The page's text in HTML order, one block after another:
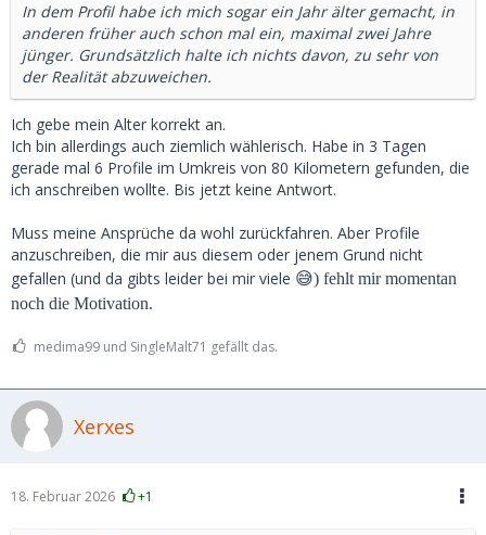
In dem Profil habe ich mich sogar ein Jahr älter gemacht, in
anderen früher auch schon mal ein, maximal zwei Jahre
jünger. Grundsätzlich halte ich nichts davon, zu sehr von
der Realität abzuweichen.
Ich gebe mein Alter korrekt an.
Ich bin allerdings auch ziemlich wählerisch. Habe in 3 Tagen
gerade mal 6 Profile im Umkreis von 80 Kilometern gefunden, die
ich anschreiben wollte. Bis jetzt keine Antwort.
Muss meine Ansprüche da wohl zurückfahren. Aber Profile
anzuschreiben, die mir aus diesem oder jenem Grund nicht
gefallen (und da gibts leider bei mir viele 😅) fehlt mir momentan
noch die Motivation.
medima99 und SingleMalt71 gefällt das.
Xerxes
18. Februar 2026 +1